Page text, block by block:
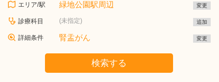
エリア/駅 緑地公園駅周辺 変更
診療科目 (未指定) 追加
詳細条件 腎盂がん 変更
検索する